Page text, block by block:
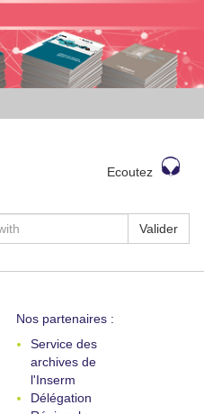
Ecoutez
Valider
Nos partenaires :
Service des
archives de
l'Inserm
Délégation